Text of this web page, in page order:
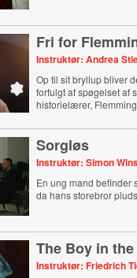
Fri for
Instruktør: Andrea
Op til sit bryllup bliver
forfulgt af spøgelset af
historielærer,
Sorgløs
Instruktør: Simon
En ung mand befinder
da hans storebror
The Boy in
Instruktør: Friedrich